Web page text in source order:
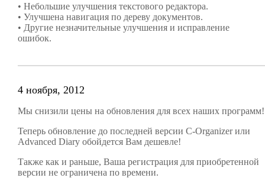
• Небольшие улучшения текстового редактора.
• Улучшена навигация по дереву документов.
• Другие незначительные улучшения и исправление
ошибок.
4 ноября, 2012
Мы снизили цены на обновления для всех наших программ!
Теперь обновление до последней версии C-Organizer или
Advanced Diary обойдется Вам дешевле!
Также как и раньше, Ваша регистрация для приобретенной
версии не ограничена по времени.